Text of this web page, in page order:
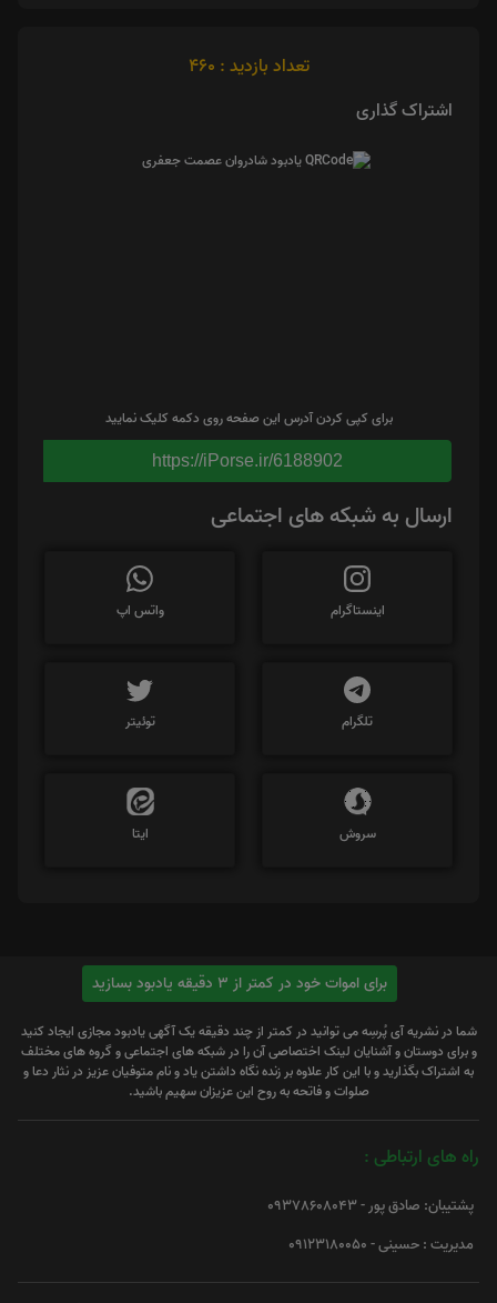
تعداد بازدید : 460
اشتراک گذاری
برای کپی کردن آدرس این صفحه روی دکمه کلیک نمایید
https://iPorse.ir/6188902
ارسال به شبکه های اجتماعی
اینستاگرام واتس اپ
تلگرام توئیتر
سروش ایتا
برای اموات خود در کمتر از 3 دقیقه یادبود بسازید
شما در نشریه آی پُرسِه می توانید در کمتر از چند دقیقه یک آگهی یادبود مجازی ایجاد کنید
و برای دوستان و آشنایان لینک اختصاصی آن را در شبکه های اجتماعی و گروه های مختلف
به اشتراک بگذارید و با این کار علاوه بر زنده نگاه داشتن یاد و نام متوفیان عزیز در نثار دعا و
صلوات و فاتحه به روح این عزیزان سهیم باشید.
راه های ارتباطی :
پشتیبان: صادق پور - 09378608043
مدیریت : حسینی - 09123180050